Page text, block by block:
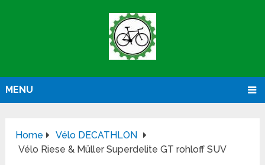
MENU
Home
Vélo DECATHLON
Vélo Riese & Müller Superdelite GT rohloff SUV